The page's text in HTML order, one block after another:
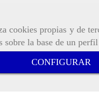
cookies propias y de
sobre la base de un
CONFIGURAR